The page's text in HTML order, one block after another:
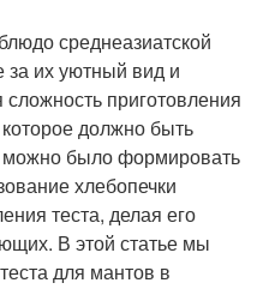
среднеазиатской
за их уютный вид и
приготовления
должно быть
можно было формировать
хлебопечки
теста, делая его
В этой статье мы
для мантов в